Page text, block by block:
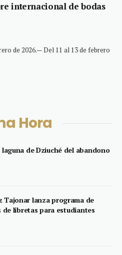
internacional de bodas
de 2026.— Del 11 al 13 de febrero
Hora
de Dziuché del abandono
Tajonar lanza programa de
libretas para estudiantes